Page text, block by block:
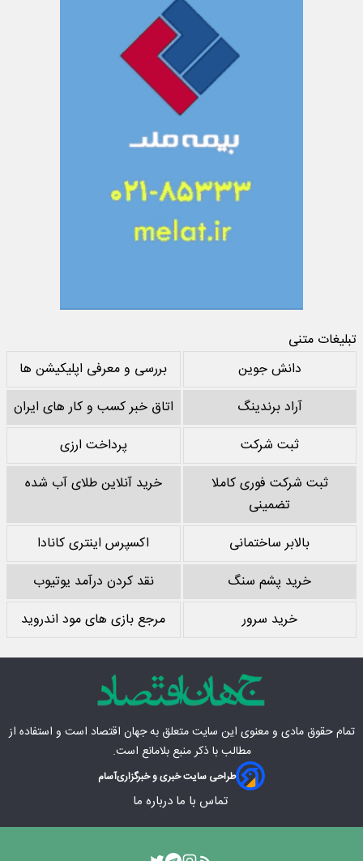
تبلیغات متنی
دانش جوین
بررسی و معرفی اپلیکیشن ها
آراد برندینگ
اتاق خبر کسب و کار های ایران
ثبت شرکت
پرداخت ارزی
ثبت شرکت فوری کاملا
تضمینی
خرید آنلاین طلای آب شده
بالابر ساختمانی
اکسپرس اینتری کانادا
خرید پشم سنگ
نقد کردن درآمد یوتیوب
خرید سرور
مرجع بازی های مود اندروید
تمام حقوق مادی‌ و معنوی این سایت متعلق بهجهان اقتصاد است و استفاده از
مطالب با ذکر منبع بلامانع است.
طراحی سایت خبری و خبرگزاریآسام
تماس با ما درباره ما